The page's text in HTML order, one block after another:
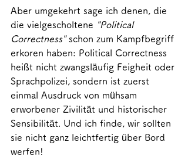
Aber umgekehrt sage ich denen, die
die vielgescholtene "Political
Correctness" schon zum Kampfbegriff
erkoren haben: Political Correctness
heißt nicht zwangsläufig Feigheit oder
Sprachpolizei, sondern ist zuerst
einmal Ausdruck von mühsam
erworbener Zivilität und historischer
Sensibilität. Und ich finde, wir sollten
sie nicht ganz leichtfertig über Bord
werfen!